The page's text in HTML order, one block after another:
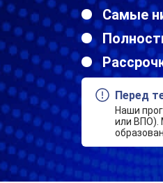
Самые
Перед
Наши
или ВПО).